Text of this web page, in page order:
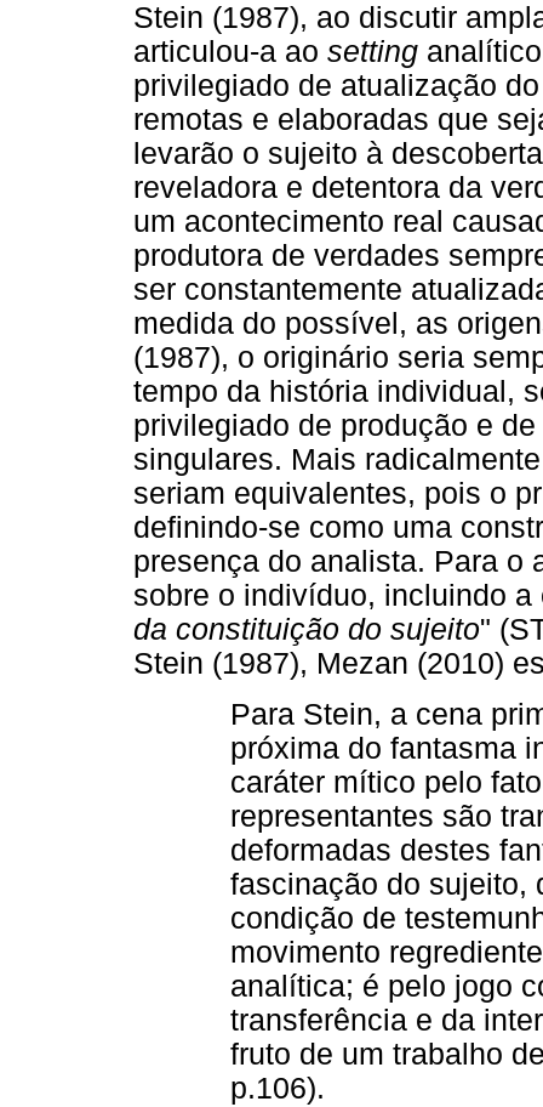
Stein (1987), ao discutir
articulou-a ao setting
privilegiado de atualização
remotas e elaboradas que
levarão o sujeito à
reveladora e detentora da
um acontecimento real
produtora de verdades
ser constantemente
medida do possível, as
(1987), o originário seria
tempo da história individual,
privilegiado de produção e
singulares. Mais
seriam equivalentes, pois o
definindo-se como uma
presença do analista. Para o
sobre o indivíduo, incluindo
da constituição do sujeito"
Stein (1987), Mezan (2010)
Para Stein, a cena
próxima do fantasma
caráter mítico pelo
representantes são
deformadas destes
fascinação do sujeito,
condição de
movimento
analítica; é pelo jogo
transferência e da
fruto de um trabalho
p.106).